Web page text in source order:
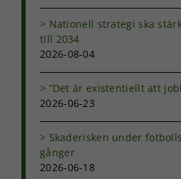
Nationell strategi ska
till 2034
2026-08-04
”Det är existentiellt att
2026-06-23
Skaderisken under
gånger
2026-06-18